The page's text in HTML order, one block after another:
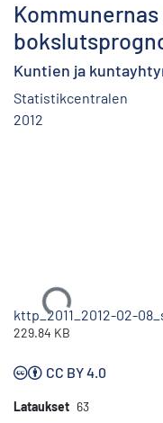
Kuntien ja
Statistikcentralen
2012
Ladataan...
kttp_2011_2012-02-
229.84 KB
CC BY 4.0
Lataukset 63